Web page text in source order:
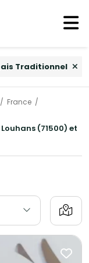
Traditionnel
France
(71500) et